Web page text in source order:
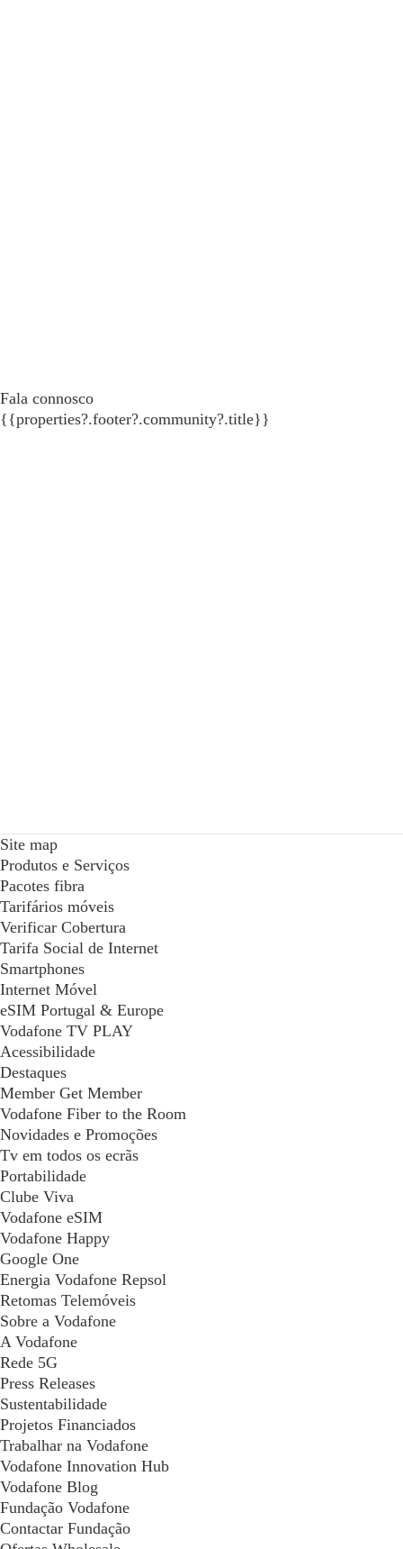
Fala connosco
{{properties?.footer?.community?.title}}
Site map
Produtos e Serviços
Pacotes fibra
Tarifários móveis
Verificar Cobertura
Tarifa Social de Internet
Smartphones
Internet Móvel
eSIM Portugal & Europe
Vodafone TV PLAY
Acessibilidade
Destaques
Member Get Member
Vodafone Fiber to the Room
Novidades e Promoções
Tv em todos os ecrãs
Portabilidade
Clube Viva
Vodafone eSIM
Vodafone Happy
Google One
Energia Vodafone Repsol
Retomas Telemóveis
Sobre a Vodafone
A Vodafone
Rede 5G
Press Releases
Sustentabilidade
Projetos Financiados
Trabalhar na Vodafone
Vodafone Innovation Hub
Vodafone Blog
Fundação Vodafone
Contactar Fundação